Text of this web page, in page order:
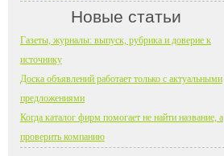
Новые статьи
Газеты, журналы: выпуск, рубрика и доверие к
источнику
Доска объявлений работает только с актуальными
предложениями
Когда каталог фирм помогает не найти название, а
проверить компанию